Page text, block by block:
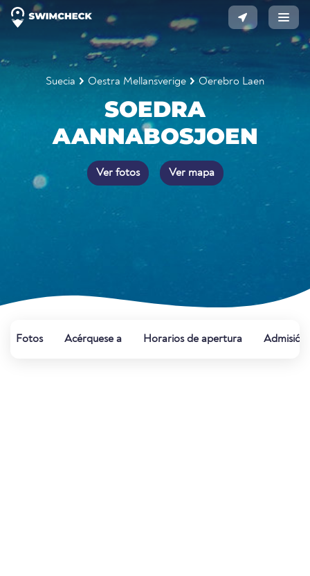
Suecia Oestra Mellansverige Oerebro Laen
SOEDRA
AANNABOSJOEN
Ver fotos Ver mapa
Fotos Acérquese a Horarios de apertura Admisión